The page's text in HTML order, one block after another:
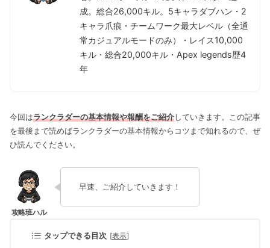
成。総合26,000キル。5キャラダブハン・2
キャラ爪痕・チームワーク最大レベル（全通
常カジュアルモードのみ）・レイス10,000
キル・総合20,000キル・Apex legends歴4
年
今回はランクラダーの基本情報や報酬をご紹介していきます。この記事
を最後まで読めばランクラダーの基本情報からコツまで知れるので、ぜ
ひ読んでください。
早速、ご紹介していきます！
タップできる目次 [表示]